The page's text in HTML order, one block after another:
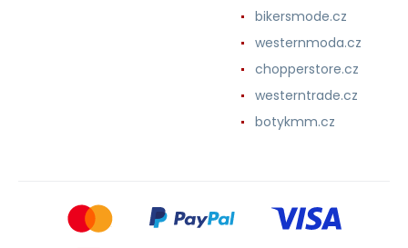
bikersmode.cz
westernmoda.cz
chopperstore.cz
westerntrade.cz
botykmm.cz